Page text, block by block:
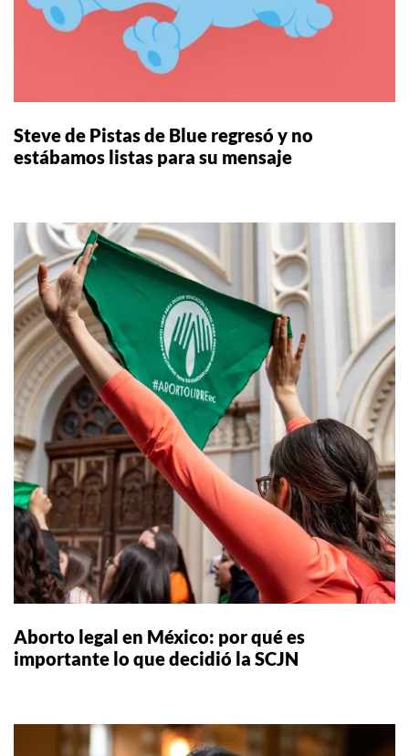
Steve de Pistas de Blue regresó y no
estábamos listas para su mensaje
Aborto legal en México: por qué es
importante lo que decidió la SCJN